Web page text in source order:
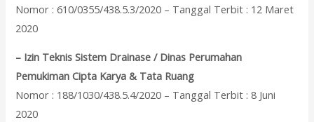
Nomor : 610/0355/438.5.3/2020 – Tanggal Terbit : 12 Maret
2020
– Izin Teknis Sistem Drainase / Dinas Perumahan
Pemukiman Cipta Karya & Tata Ruang
Nomor : 188/1030/438.5.4/2020 – Tanggal Terbit : 8 Juni
2020